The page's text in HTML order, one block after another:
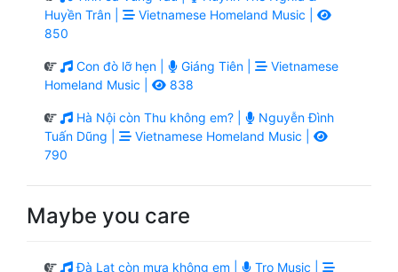
Huyền Trân |
Vietnamese Homeland Music |
850
Con đò lỡ hẹn | Giáng Tiên |
Vietnamese
Homeland Music |
838
Hà Nội còn Thu không em? |
Nguyễn Đình
Tuấn Dũng |
Vietnamese Homeland Music |
790
Maybe you care
Đà Lạt còn mưa không em |
Tro Music |